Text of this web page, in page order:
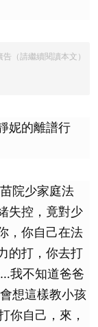
告（請繼續閱讀本文）
妮的離譜行
院少家庭法
失控，竟對少
，你自己在法
的打，你去打
我不知道爸爸
想這樣教小孩
你自己，來，